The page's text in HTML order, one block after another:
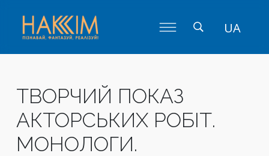
UA
ТВОРЧИЙ ПОКАЗ
АКТОРСЬКИХ РОБІТ.
МОНОЛОГИ.